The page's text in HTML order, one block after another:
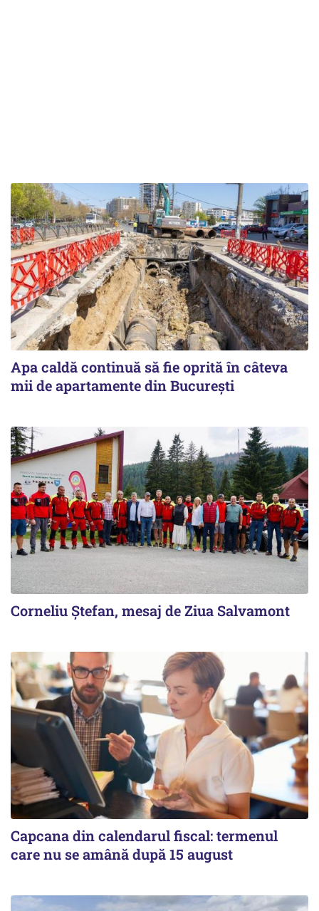
Apa caldă continuă să fie oprită în câteva
mii de apartamente din București
Corneliu Ștefan, mesaj de Ziua Salvamont
Capcana din calendarul fiscal: termenul
care nu se amână după 15 august